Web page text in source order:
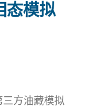
态模拟
方油藏模拟